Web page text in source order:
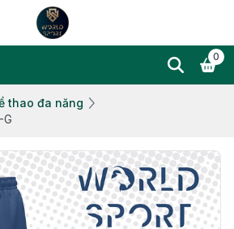
0
thao đa năng
G